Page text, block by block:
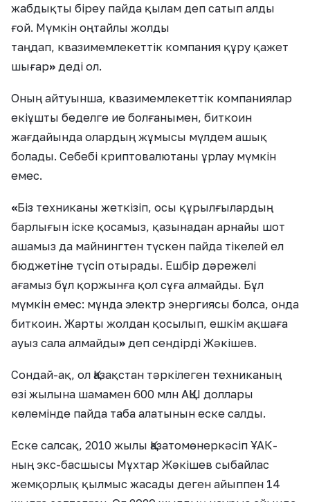
жабдықты біреу пайда қылам деп сатып алды
ғой. Мүмкін оңтайлы жолды
таңдап, квазимемлекеттік компания құру қажет
шығар» деді ол.
Оның айтуынша, квазимемлекеттік компаниялар
екіұшты беделге ие болғанымен, биткоин
жағдайында олардың жұмысы мүлдем ашық
болады. Себебі криптовалютаны ұрлау мүмкін
емес.
«Біз техниканы жеткізіп, осы құрылғылардың
барлығын іске қосамыз, қазынадан арнайы шот
ашамыз да майнингтен түскен пайда тікелей ел
бюджетіне түсіп отырады. Ешбір дәрежелі
ағамыз бұл қоржынға қол сұға алмайды. Бұл
мүмкін емес: мұнда электр энергиясы болса, онда
биткоин. Жарты жолдан қосылып, ешкім ақшаға
ауыз сала алмайды» деп сендірді Жәкішев.
Сондай-ақ, ол Қазақстан тәркілеген техниканың
өзі жылына шамамен 600 млн АҚШ доллары
көлемінде пайда таба алатынын еске салды.
Еске салсақ, 2010 жылы Қазатомөнеркәсіп ҰАК-
ның экс-басшысы Мұхтар Жәкішев сыбайлас
жемқорлық қылмыс жасады деген айыппен 14